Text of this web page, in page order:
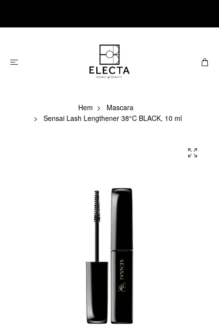
Hem
Mascara
Sensai Lash Lengthener 38°C BLACK, 10 ml